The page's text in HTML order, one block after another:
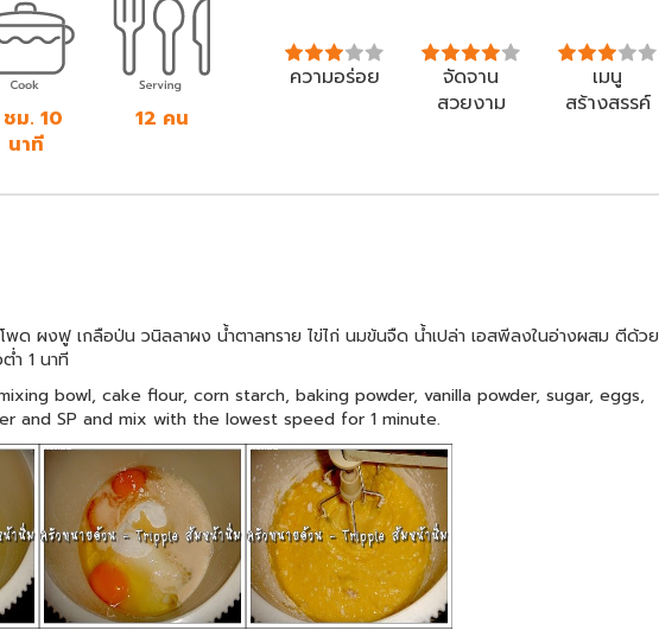
ชม. 10
นาที
12 คน
ความอร่อย
จัดจาน
สวยงาม
เมนู
สร้างสรรค์
พด ผงฟู เกลือป่น วนิลลาผง น้ำตาลทราย ไข่ไก่ นมข้นจืด น้ำเปล่า เอสพีลงในอ่างผสม ตีด้วย
ำ 1 นาที
bowl, cake flour, corn starch, baking powder, vanilla powder, sugar, eggs,
and SP and mix with the lowest speed for 1 minute.